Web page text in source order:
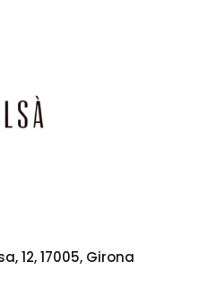
12, 17005, Girona